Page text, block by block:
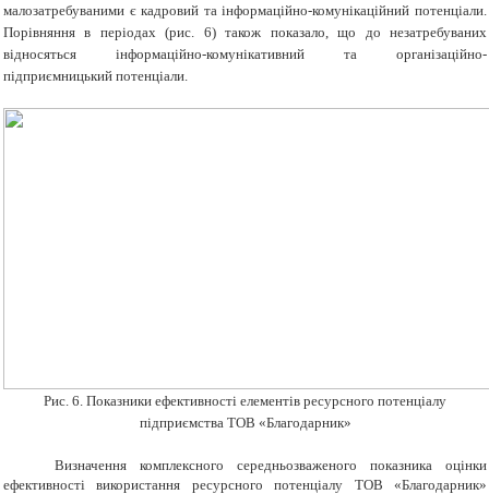
малозатребуваними є кадровий та інформаційно-комунікаційний потенціали.
Порівняння в періодах (рис. 6) також показало, що до незатребуваних
відносяться інформаційно-комунікативний та організаційно-
підприємницький потенціали.
Рис. 6. Показники ефективності елементів ресурсного потенціалу
підприємства ТОВ «Благодарник»
Визначення комплексного середньозваженого показника оцінки
ефективності використання ресурсного потенціалу ТОВ «Благодарник»